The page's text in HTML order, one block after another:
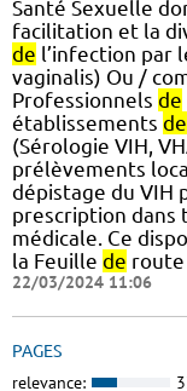
Santé Sexuelle
facilitation et la
de l’infection par
vaginalis) Ou /
Professionnels de
établissements de
(Sérologie VIH,
prélèvements
dépistage du VIH
prescription dans
médicale. Ce
la Feuille de route
22/03/2024 11:06
PAGES
relevance: